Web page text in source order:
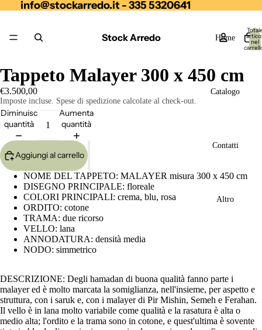
info@stockarredo.it - 335 5320641
Stock Arredo Home
Catalogo
Contatti
Altro
nel
Tappeto Malayer 300 x 450 cm
€3.500,00
Imposte incluse. Spese di spedizione calcolate al check-out.
Diminuisci
quantità
Aumenta
quantità
Aggiungi al carrello
NOME DEL TAPPETO: MALAYER misura 300 x 450 cm
DISEGNO PRINCIPALE: floreale
COLORI PRINCIPALI: crema, blu, rosa
ORDITO: cotone
TRAMA: due ricorso
VELLO: lana
ANNODATURA: densità media
NODO: simmetrico
DESCRIZIONE: Degli hamadan di buona qualità fanno parte i
malayer ed è molto marcata la somiglianza, nell'insieme, per aspetto e
struttura, con i saruk e, con i malayer di Pir Mishin, Semeh e Ferahan.
Il vello è in lana molto variabile come qualità e la rasatura è alta o
medio alta; l'ordito e la trama sono in cotone, e quest'ultima è sovente